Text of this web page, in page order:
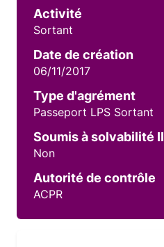
Activité
Sortant
Date de création
06/11/2017
Type d'agrément
Passeport LPS Sortant
Soumis à solvabilité II
Non
Autorité de contrôle
ACPR